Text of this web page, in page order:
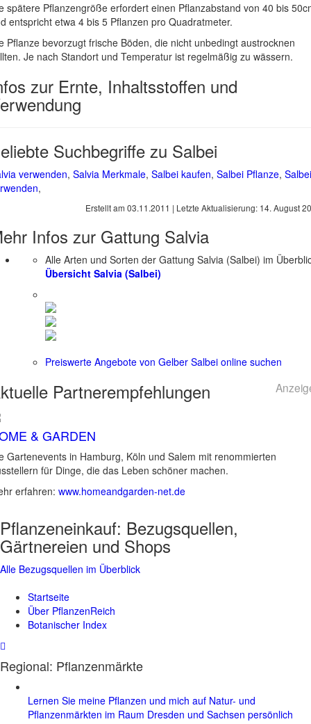
spätere Pflanzengröße erfordert einen Pflanzabstand von 40 bis
entspricht etwa 4 bis 5 Pflanzen pro Quadratmeter.
Pflanze bevorzugt frische Böden, die nicht unbedingt austrocknen
Je nach Standort und Temperatur ist regelmäßig zu wässern.
zur Ernte, Inhaltsstoffen und
Suchbegriffe zu Salbei
verwenden, Salvia Merkmale, Salbei kaufen, Salbei Pflanze, Salbei
,
Erstellt am 03.11.2011 | Letzte Aktualisierung: 14. August
Infos zur Gattung Salvia
Alle Arten und Sorten der Gattung Salvia (Salbei) im
Übersicht Salvia (Salbei)
Preiswerte Angebote von Gelber Salbei online suchen
Partnerempfehlungen
& GARDEN
Gartenevents in Hamburg, Köln und Salem mit renommierten
für Dinge, die das Leben schöner machen.
erfahren: www.homeandgarden-net.de
Pflanzeneinkauf: Bezugsquellen,
Gärtnereien und Shops
Alle Bezugsquellen im Überblick
Startseite
Über PflanzenReich
Botanischer Index
Regional: Pflanzenmärkte
Lernen Sie meine Pflanzen und mich auf Natur- und
Pflanzenmärkten im Raum Dresden und Sachsen persönlich